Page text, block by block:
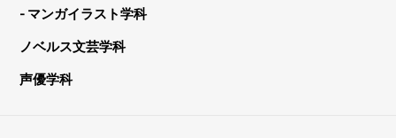
- マンガイラスト学科
ノベルス文芸学科
声優学科